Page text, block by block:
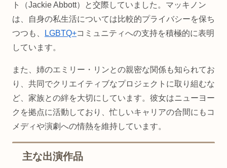
ト（Jackie Abbott）と交際していました。マッキノン
は、自身の私生活については比較的プライバシーを保ち
つつも、
LGBTQ+コミュニティへの支持を積極的に表明
しています。
また、姉のエミリー・リンとの親密な関係も知られてお
り、共同でクリエイティブなプロジェクトに取り組むな
ど、家族との絆を大切にしています。彼女はニューヨー
クを拠点に活動しており、忙しいキャリアの合間にもコ
メディや演劇への情熱を維持しています。
主な出演作品